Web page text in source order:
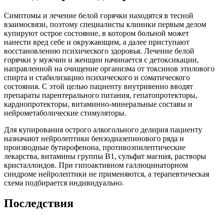
Симптомы и лечение белой горячки находятся в тесной
взаимосвязи, поэтому специалисты клиники первым делом
купируют острое состояние, в котором больной может
нанести вред себе и окружающим, а далее приступают
восстановлению психического здоровья. Лечение белой
горячки у мужчин и женщин начинается с детоксикации,
направленной на очищение организма от токсинов этилового
спирта и стабилизацию психического и соматического
состояния. С этой целью пациенту внутривенно вводят
препараты парентерального питания, гепатопротекторы,
кардиопротекторы, витаминно-минеральные составы и
нейрометаболические стимуляторы.
Для купирования острого алкогольного делирия пациенту
назначают нейролептики бензодиазепинового ряда и
производные бутирофенона, противоэпилептические
лекарства, витамины группы В1, сульфат магния, растворы
кристаллоидов. При гипоактивном галлюцинаторном
синдроме нейролептики не применяются, а терапевтическая
схема подбирается индивидуально.
Последствия